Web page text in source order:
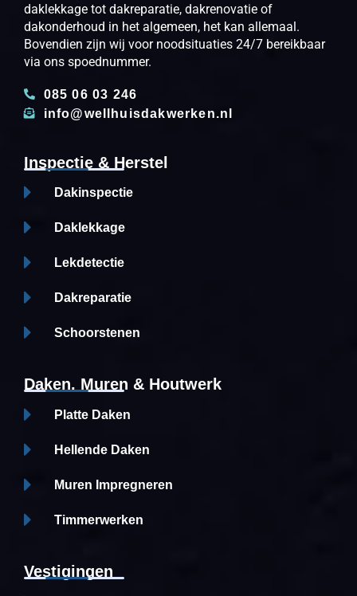
daklekkage tot dakreparatie, dakrenovatie of
dakonderhoud in het algemeen, het kan allemaal.
Bovendien zijn wij voor noodsituaties 24/7 bereikbaar
via ons spoednummer.
085 06 03 246
info@wellhuisdakwerken.nl
Inspectie & Herstel
Dakinspectie
Daklekkage
Lekdetectie
Dakreparatie
Schoorstenen
Daken, Muren & Houtwerk
Platte Daken
Hellende Daken
Muren Impregneren
Timmerwerken
Vestigingen